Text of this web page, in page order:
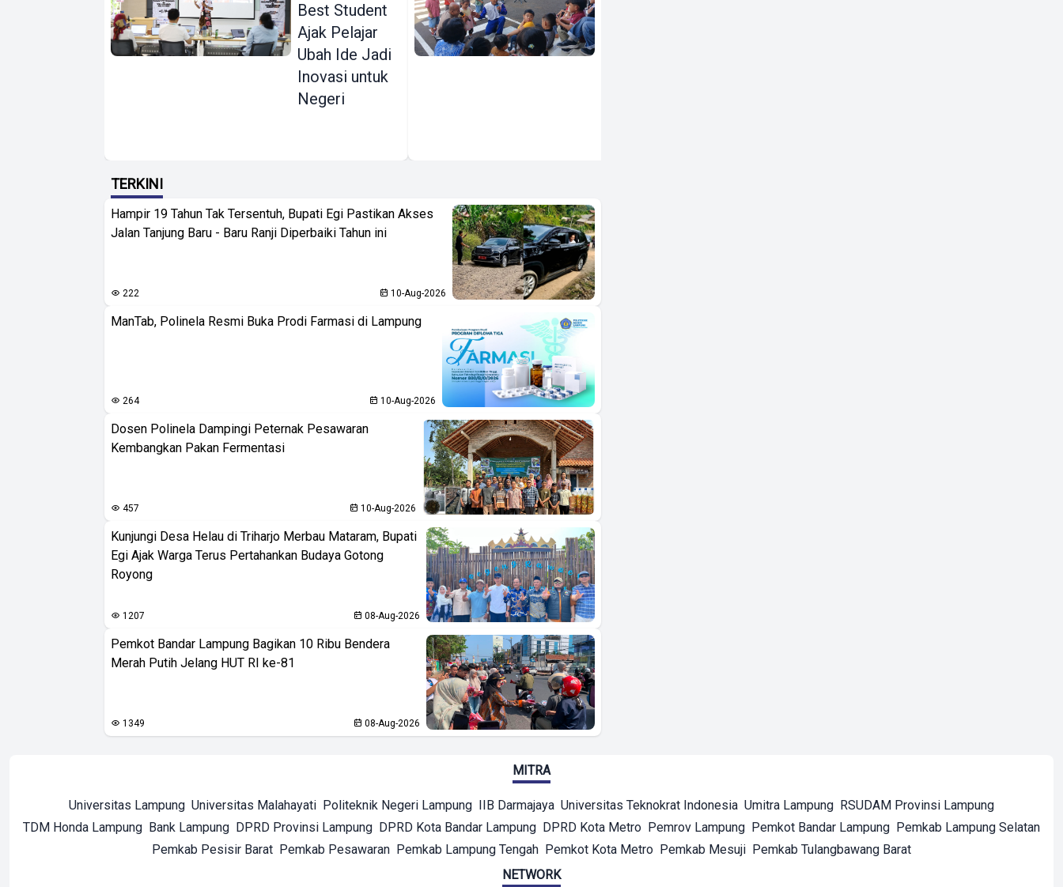
Best Student
Ajak Pelajar
Ubah Ide Jadi
Inovasi untuk
Negeri
TERKINI
Hampir 19 Tahun Tak Tersentuh, Bupati Egi Pastikan Akses
Jalan Tanjung Baru - Baru Ranji Diperbaiki Tahun ini
222 10-Aug-2026
ManTab, Polinela Resmi Buka Prodi Farmasi di Lampung
264 10-Aug-2026
Dosen Polinela Dampingi Peternak Pesawaran
Kembangkan Pakan Fermentasi
457 10-Aug-2026
Kunjungi Desa Helau di Triharjo Merbau Mataram, Bupati
Egi Ajak Warga Terus Pertahankan Budaya Gotong
Royong
1207 08-Aug-2026
Pemkot Bandar Lampung Bagikan 10 Ribu Bendera
Merah Putih Jelang HUT RI ke-81
1349 08-Aug-2026
MITRA
Universitas Lampung Universitas Malahayati Politeknik Negeri Lampung IIB Darmajaya Universitas Teknokrat Indonesia Umitra Lampung RSUDAM Provinsi Lampung
TDM Honda Lampung Bank Lampung DPRD Provinsi Lampung DPRD Kota Bandar Lampung DPRD Kota Metro Pemrov Lampung Pemkot Bandar Lampung Pemkab Lampung Selatan
Pemkab Pesisir Barat Pemkab Pesawaran Pemkab Lampung Tengah Pemkot Kota Metro Pemkab Mesuji Pemkab Tulangbawang Barat
NETWORK